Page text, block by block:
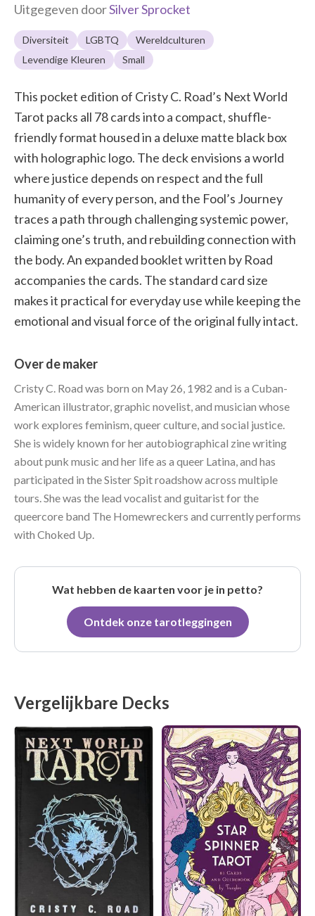
Uitgegeven doorSilver Sprocket
Diversiteit LGBTQ
Wereldculturen
Levendige Kleuren
Small
This pocket edition of Cristy C. Road’s Next World
Tarot packs all 78 cards into a compact, shuffle-
friendly format housed in a deluxe matte black box
with holographic logo. The deck envisions a world
where justice depends on respect and the full
humanity of every person, and the Fool’s Journey
traces a path through challenging systemic power,
claiming one’s truth, and rebuilding connection with
the body. An expanded booklet written by Road
accompanies the cards. The standard card size
makes it practical for everyday use while keeping the
emotional and visual force of the original fully intact.
Over de maker
Cristy C. Road was born on May 26, 1982 and is a Cuban-
American illustrator, graphic novelist, and musician whose
work explores feminism, queer culture, and social justice.
She is widely known for her autobiographical zine writing
about punk music and her life as a queer Latina, and has
participated in the Sister Spit roadshow across multiple
tours. She was the lead vocalist and guitarist for the
queercore band The Homewreckers and currently performs
with Choked Up.
Wat hebben de kaarten voor je in petto?
Ontdek onze tarotleggingen
Vergelijkbare Decks